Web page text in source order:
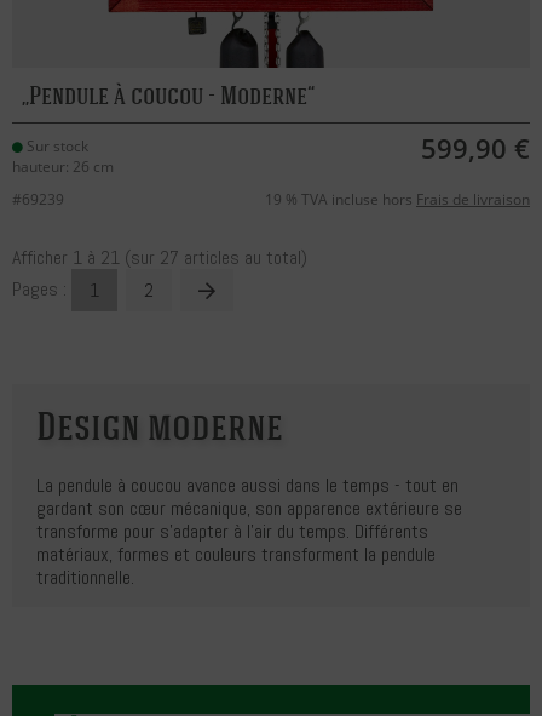
Pendule à coucou - Moderne
Sur stock
hauteur: 26 cm
599,90 €
#69239 19 % TVA incluse hors Frais de livraison
Afficher 1 à 21 (sur 27 articles au total)
Pages :
1 2
Design moderne
La pendule à coucou avance aussi dans le temps - tout en
gardant son cœur mécanique, son apparence extérieure se
transforme pour s'adapter à l'air du temps. Différents
matériaux, formes et couleurs transforment la pendule
traditionnelle.